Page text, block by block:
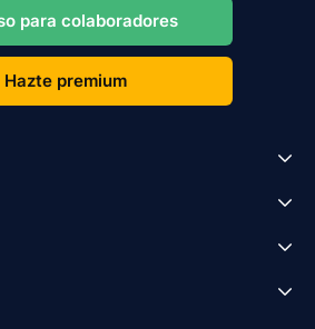
para colaboradores
Hazte premium